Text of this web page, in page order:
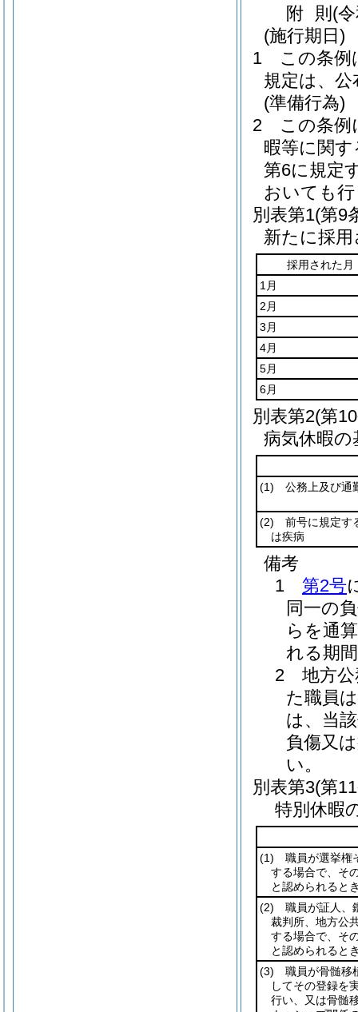
附 則 (
(施行期日)
1
この条例
規定は、
(準備行為)
2
この条例
暇等に関
第6に規定
おいても
別表第1(第9
新たに採
採用された月
1月
2月
3月
4月
5月
6月
別表第2(第
病気休暇の
(1) 公務上及び通
(2) 前号に規定す
は疾病
備考
1 第2号
同一の
らを通
れる期
2 地方公
た職員
は、当
負傷又
い。
別表第3(第
特別休暇
(1) 職員が選挙権
する場合で、そ
と認められると
(2) 職員が証人、
裁判所、地方公
する場合で、そ
と認められると
(3) 職員が骨髄移
してその登録を
行い、又は骨髄